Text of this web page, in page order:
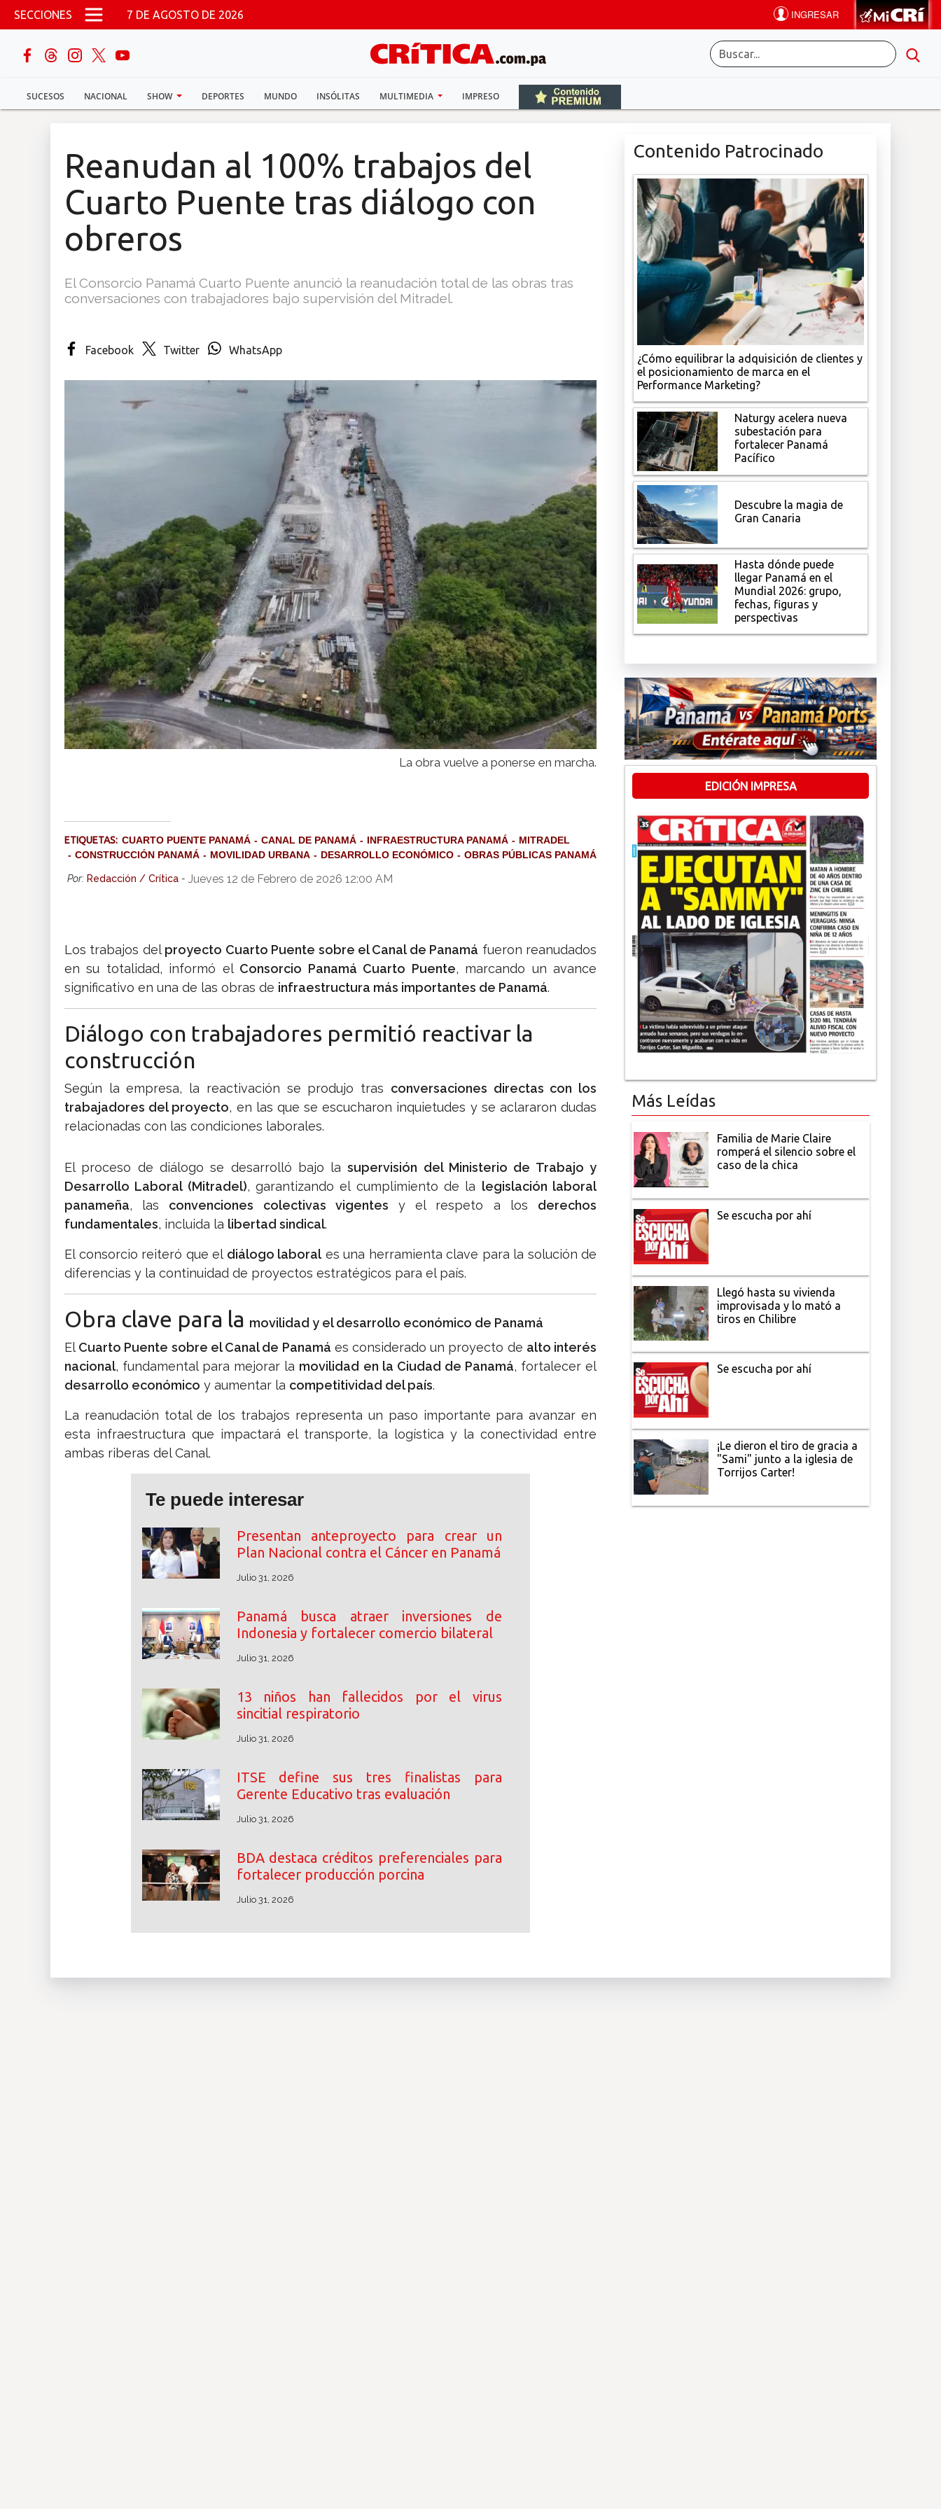
Pasar al contenido principal
SECCIONES 7 DE AGOSTO DE 2026
SUCESOS NACIONAL SHOW DEPORTES MUNDO INSÓLITAS MULTIMEDIA IMPRESO
buscar
Sucesos
Multimedia
Reanudan al 100% trabajos del
Cuarto Puente tras diálogo con
obreros
El Consorcio Panamá Cuarto Puente anunció la reanudación total de las obras tras
conversaciones con trabajadores bajo supervisión del Mitradel.
Facebook Twitter WhatsApp
La obra vuelve a ponerse en marcha.
ETIQUETAS: CUARTO PUENTE PANAMÁ CANAL DE PANAMÁ INFRAESTRUCTURA PANAMÁ
MITRADEL
CONSTRUCCIÓN PANAMÁ
MOVILIDAD URBANA DESARROLLO ECONÓMICO OBRAS PÚBLICAS PANAMÁ
Por: Redacción / Crítica - Jueves 12 de Febrero de 2026 12:00 AM
Los trabajos delproyecto Cuarto Puente sobre el Canal de Panamá fueron reanudados
en su totalidad, informó el Consorcio Panamá Cuarto Puente, marcando un avance
significativo en una de las obras de infraestructura más importantes de Panamá.
Diálogo con trabajadores permitió reactivar la
construcción
Según la empresa, la reactivación se produjo tras conversaciones directas con los
trabajadores del proyecto, en las que se escucharon inquietudes y se aclararon dudas
relacionadas con las condiciones laborales.
El proceso de diálogo se desarrolló bajo lasupervisión del Ministerio de Trabajo y
Desarrollo Laboral (Mitradel), garantizando el cumplimiento de la legislación laboral
panameña, las convenciones colectivas vigentes y el respeto a los derechos
fundamentales, incluida la libertad sindical.
El consorcio reiteró que el diálogo laborales una herramienta clave para la solución de
diferencias y la continuidad de proyectos estratégicos para el país.
Obra clave para la movilidad y el desarrollo económico de Panamá
ElCuarto Puente sobre el Canal de Panamá es considerado un proyecto de alto interés
nacional, fundamental para mejorar la movilidad en la Ciudad de Panamá, fortalecer el
desarrollo económico y aumentar la competitividad del país.
La reanudación total de los trabajos representa un paso importante para avanzar en
esta infraestructura que impactará el transporte, la logística y la conectividad entre
ambas riberas del Canal.
Te puede interesar
Presentan anteproyecto para crear un
Plan Nacional contra el Cáncer en Panamá
Julio 31, 2026
Panamá busca atraer inversiones de
Indonesia y fortalecer comercio bilateral
Julio 31, 2026
13 niños han fallecidos por el virus
sincitial respiratorio
Julio 31, 2026
ITSE define sus tres finalistas para
Gerente Educativo tras evaluación
Julio 31, 2026
BDA destaca créditos preferenciales para
fortalecer producción porcina
Julio 31, 2026
Contenido Patrocinado
¿Cómo equilibrar la adquisición de clientes y
el posicionamiento de marca en el
Performance Marketing?
Naturgy acelera nueva
subestación para
fortalecer Panamá
Pacífico
Descubre la magia de
Gran Canaria
Hasta dónde puede
llegar Panamá en el
Mundial 2026: grupo,
fechas, figuras y
perspectivas
EDICIÓN IMPRESA
Más Leídas
Familia de Marie Claire
romperá el silencio sobre el
caso de la chica
Se escucha por ahí
Llegó hasta su vivienda
improvisada y lo mató a
tiros en Chilibre
Se escucha por ahí
¡Le dieron el tiro de gracia a
"Sami" junto a la iglesia de
Torrijos Carter!